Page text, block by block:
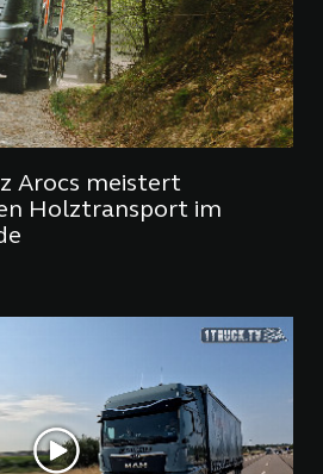
Arocs meistert
Holztransport im